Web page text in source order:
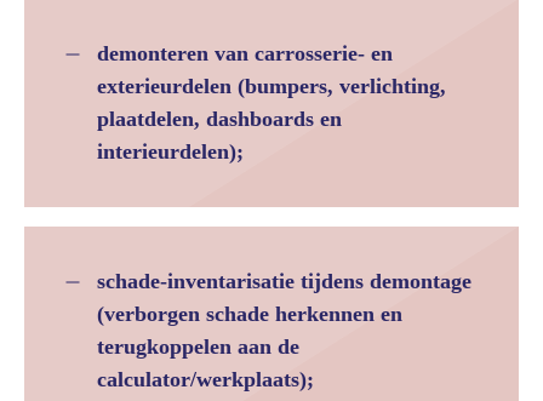
demonteren van carrosserie- en
exterieurdelen (bumpers, verlichting,
plaatdelen, dashboards en
interieurdelen);
schade-inventarisatie tijdens demontage
(verborgen schade herkennen en
terugkoppelen aan de
calculator/werkplaats);